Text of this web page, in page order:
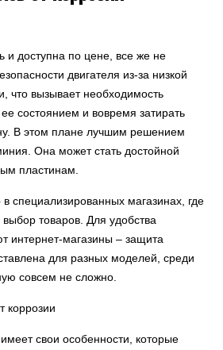
и доступна по цене, все же не
двигателя из-за низкой
что вызывает необходимость
состоянием и вовремя затирать
В этом плане лучшим решением
Она может стать достойной
пластинам.
специализированных магазинах, где
товаров. Для удобства
интернет-магазины – защита
для разных моделей, среди
совсем не сложно.
свои особенности, которые